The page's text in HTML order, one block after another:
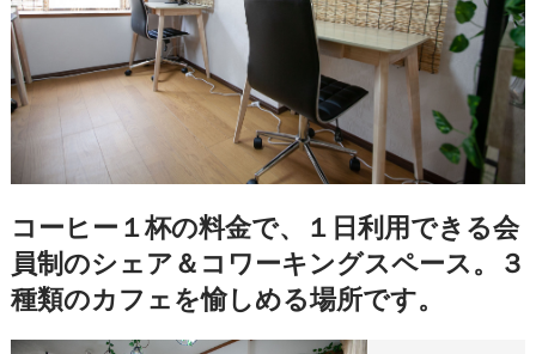
コーヒー１杯の料金で、１日利用できる会
員制のシェア＆コワーキングスペース。３
種類のカフェを愉しめる場所です。